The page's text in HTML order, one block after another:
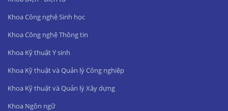
Khoa Công nghệ Sinh học
Khoa Công nghệ Thông tin
Khoa Kỹ thuật Y sinh
Khoa Kỹ thuật và Quản lý Công nghiệp
Khoa Kỹ thuật và Quản lý Xây dựng
Khoa Ngôn ngữ